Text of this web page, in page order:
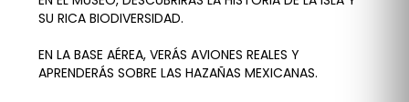
SU RICA BIODIVERSIDAD.
EN LA BASE AÉREA, VERÁS AVIONES REALES Y
APRENDERÁS SOBRE LAS HAZAÑAS MEXICANAS.